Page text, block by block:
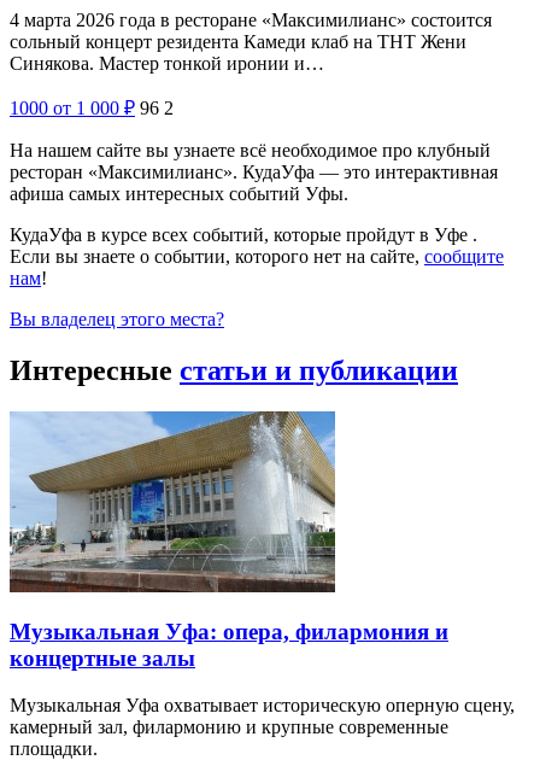
4 марта 2026 года в ресторане «Максимилианс» состоится
сольный концерт резидента Камеди клаб на ТНТ Жени
Синякова. Мастер тонкой иронии и…
1000 от 1 000 ₽ 96 2
На нашем сайте вы узнаете всё необходимое про клубный
ресторан «Максимилианс». КудаУфа — это интерактивная
афиша самых интересных событий Уфы.
КудаУфа в курсе всех событий, которые пройдут в Уфе .
Если вы знаете о событии, которого нет на сайте, сообщите
нам!
Вы владелец этого места?
Интересные статьи и публикации
Музыкальная Уфа: опера, филармония и
концертные залы
Музыкальная Уфа охватывает историческую оперную сцену,
камерный зал, филармонию и крупные современные
площадки.